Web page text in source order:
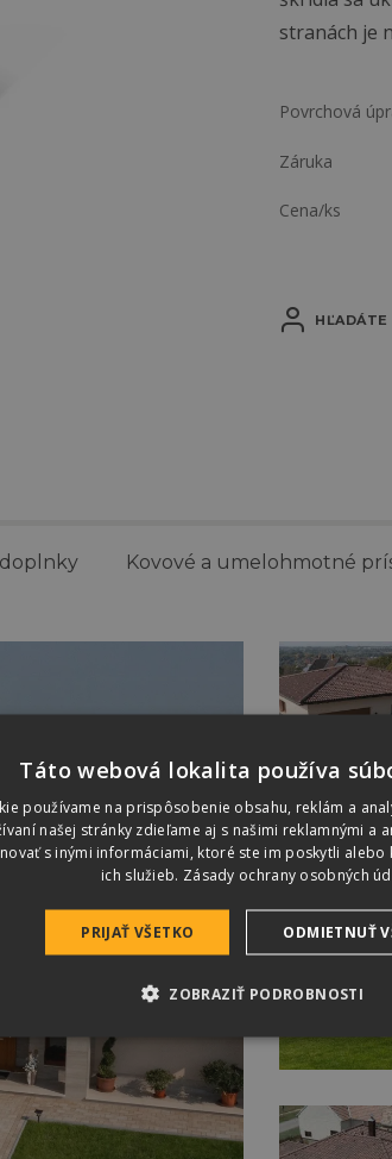
stranách je
Povrchová
Záruka
Cena/ks
HĽADÁTE
Kovové a umelohmotné
Táto webová lokalita používa
používame na prispôsobenie obsahu, reklám a
našej stránky zdieľame aj s našimi reklamnými a
s inými informáciami, ktoré ste im poskytli
ich služieb. Zásady ochrany osobných
PRIJAŤ VŠETKO ODMIETNUŤ
ZOBRAZIŤ PODROBNOSTI